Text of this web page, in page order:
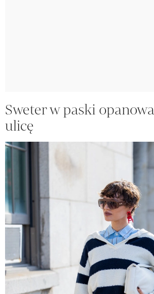
Sweter w paski
ulicę